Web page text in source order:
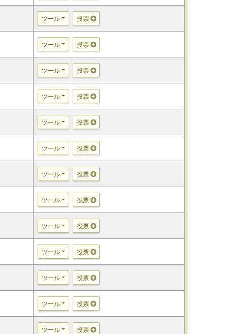
ツール 投票
ツール 投票
ツール 投票
ツール 投票
ツール 投票
ツール 投票
ツール 投票
ツール 投票
ツール 投票
ツール 投票
ツール 投票
ツール 投票
ツール 投票